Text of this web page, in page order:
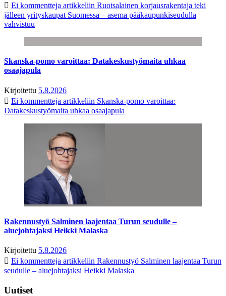
Ei kommentteja artikkeliin Ruotsalainen korjausrakentaja teki
jälleen yrityskaupat Suomessa – asema pääkaupunkiseudulla
vahvistuu
Skanska-pomo varoittaa: Datakeskustyömaita uhkaa
osaajapula
Kirjoitettu 5.8.2026
Ei kommentteja artikkeliin Skanska-pomo varoittaa:
Datakeskustyömaita uhkaa osaajapula
Rakennustyö Salminen laajentaa Turun seudulle –
aluejohtajaksi Heikki Malaska
Kirjoitettu 5.8.2026
Ei kommentteja artikkeliin Rakennustyö Salminen laajentaa Turun
seudulle – aluejohtajaksi Heikki Malaska
Uutiset